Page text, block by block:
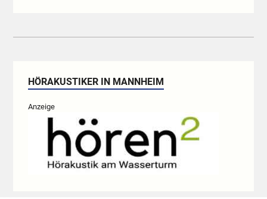
HÖRAKUSTIKER IN MANNHEIM
Anzeige